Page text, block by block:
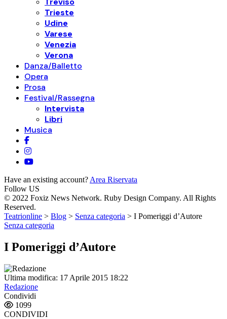
Trieste
Udine
Varese
Venezia
Verona
Danza/Balletto
Opera
Prosa
Festival/Rassegna
Intervista
Libri
Musica
Have an existing account? Area Riservata
Follow US
© 2022 Foxiz News Network. Ruby Design Company. All Rights
Reserved.
Teatrionline > Blog > Senza categoria > I Pomeriggi d’Autore
Senza categoria
I Pomeriggi d’Autore
Ultima modifica: 17 Aprile 2015 18:22
Redazione
Condividi
1099
CONDIVIDI